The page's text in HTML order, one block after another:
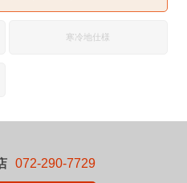
寒冷地仕様
072-290-7729